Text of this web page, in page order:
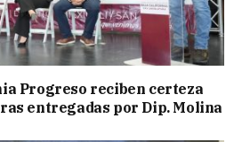
Progreso reciben certeza
entregadas por Dip. Molina